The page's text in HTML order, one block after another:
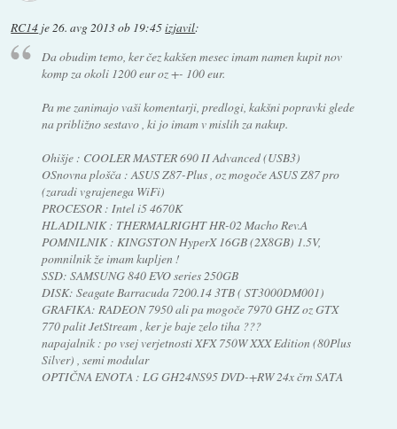
RC14 je26. avg 2013 ob 19:45izjavil:
Da obudim temo, ker čez kakšen mesec imam namen kupit nov
komp za okoli 1200 eur oz +- 100 eur.
Pa me zanimajo vaši komentarji, predlogi, kakšni popravki glede
na približno sestavo , ki jo imam v mislih za nakup.
Ohišje : COOLER MASTER 690 II Advanced (USB3)
OSnovna plošča : ASUS Z87-Plus , oz mogoče ASUS Z87 pro
(zaradi vgrajenega WiFi)
PROCESOR : Intel i5 4670K
HLADILNIK : THERMALRIGHT HR-02 Macho Rev.A
POMNILNIK : KINGSTON HyperX 16GB (2X8GB) 1.5V,
pomnilnik že imam kupljen !
SSD: SAMSUNG 840 EVO series 250GB
DISK: Seagate Barracuda 7200.14 3TB ( ST3000DM001)
GRAFIKA: RADEON 7950 ali pa mogoče 7970 GHZ oz GTX
770 palit JetStream , ker je baje zelo tiha ???
napajalnik : po vsej verjetnosti XFX 750W XXX Edition (80Plus
Silver) , semi modular
OPTIČNA ENOTA : LG GH24NS95 DVD-+RW 24x črn SATA